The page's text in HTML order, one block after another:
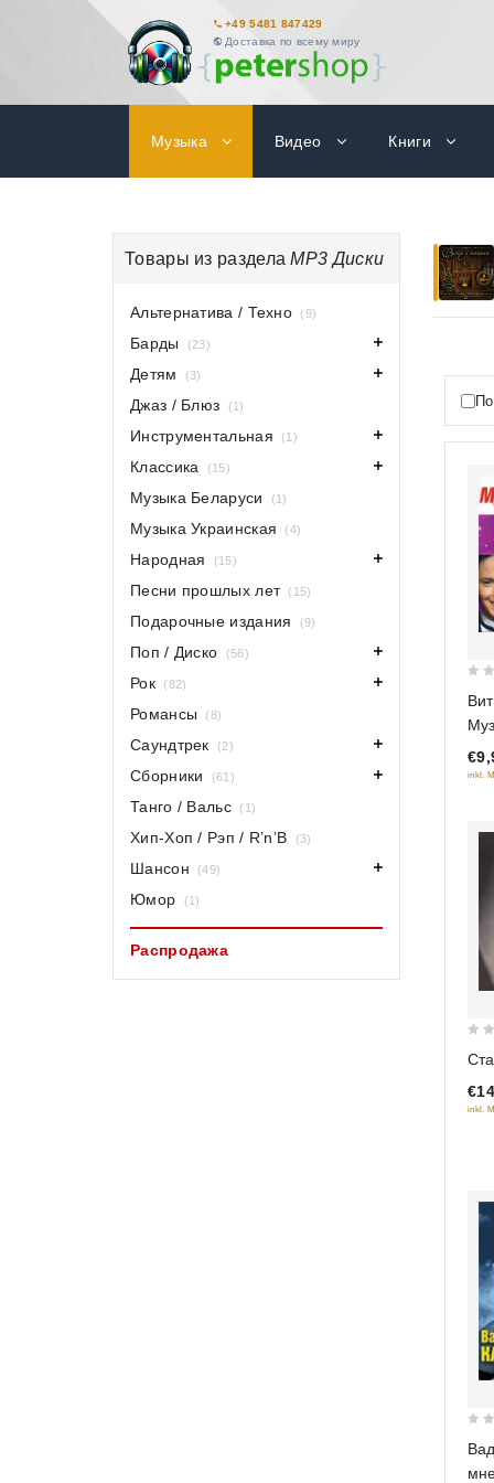
+49 5481 847429
Доставка по всему миру
Музыка Видео Книги
of
5
inkl.
of
5
inkl.
out
Товары из разделаMP3 Диски
Альтернатива / Техно (9)
Барды (23)
Детям (3)
Джаз / Блюз (1)
Инструментальная (1)
Классика (15)
Музыка Беларуси (1)
Музыка Украинская (4)
Народная (15)
Песни прошлых лет (15)
Подарочные издания (9)
Поп / Диско (56)
Рок (82)
Романсы (8)
Саундтрек (2)
Сборники (61)
Танго / Вальс (1)
Хип-Хоп / Рэп / R’n’B (3)
Шансон (49)
Юмор (1)
Распродажа